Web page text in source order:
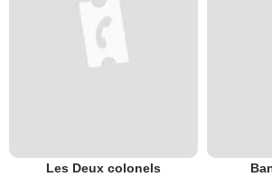
Les Deux colonels